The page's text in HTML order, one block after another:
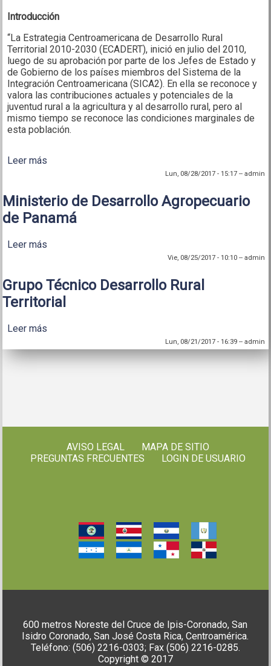
Introducción
“La Estrategia Centroamericana de Desarrollo Rural
Territorial 2010-2030 (ECADERT), inició en julio del 2010,
luego de su aprobación por parte de los Jefes de Estado y
de Gobierno de los países miembros del Sistema de la
Integración Centroamericana (SICA2). En ella se reconoce y
valora las contribuciones actuales y potenciales de la
juventud rural a la agricultura y al desarrollo rural, pero al
mismo tiempo se reconoce las condiciones marginales de
esta población.
Leer más
Lun, 08/28/2017 - 15:17-- admin
Ministerio de Desarrollo Agropecuario
de Panamá
Leer más
Vie, 08/25/2017 - 10:10-- admin
Grupo Técnico Desarrollo Rural
Territorial
Leer más
Lun, 08/21/2017 - 16:39-- admin
AVISO LEGAL
MAPA DE SITIO
PREGUNTAS FRECUENTES
LOGIN DE USUARIO
600 metros Noreste del Cruce de Ipis-Coronado, San
Isidro Coronado, San José Costa Rica, Centroamérica.
Teléfono: (506) 2216-0303; Fax (506) 2216-0285.
Copyright © 2017